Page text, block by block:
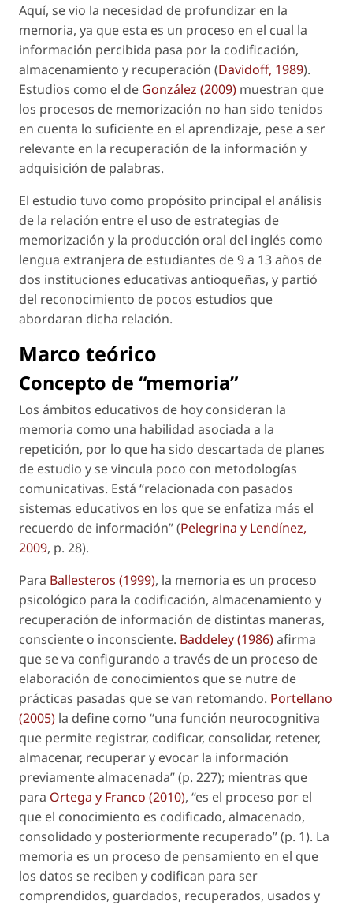
Aquí, se vio la necesidad de profundizar en la
memoria, ya que esta es un proceso en el cual la
información percibida pasa por la codificación,
almacenamiento y recuperación (Davidoff, 1989).
Estudios como el de González (2009) muestran que
los procesos de memorización no han sido tenidos
en cuenta lo suficiente en el aprendizaje, pese a ser
relevante en la recuperación de la información y
adquisición de palabras.
El estudio tuvo como propósito principal el análisis
de la relación entre el uso de estrategias de
memorización y la producción oral del inglés como
lengua extranjera de estudiantes de 9 a 13 años de
dos instituciones educativas antioqueñas, y partió
del reconocimiento de pocos estudios que
abordaran dicha relación.
Marco teórico
Concepto de “memoria”
Los ámbitos educativos de hoy consideran la
memoria como una habilidad asociada a la
repetición, por lo que ha sido descartada de planes
de estudio y se vincula poco con metodologías
comunicativas. Está “relacionada con pasados
sistemas educativos en los que se enfatiza más el
recuerdo de información” (Pelegrina y Lendínez,
2009, p. 28).
Para Ballesteros (1999), la memoria es un proceso
psicológico para la codificación, almacenamiento y
recuperación de información de distintas maneras,
consciente o inconsciente. Baddeley (1986)afirma
que se va configurando a través de un proceso de
elaboración de conocimientos que se nutre de
prácticas pasadas que se van retomando. Portellano
(2005) la define como “una función neurocognitiva
que permite registrar, codificar, consolidar, retener,
almacenar, recuperar y evocar la información
previamente almacenada” (p. 227); mientras que
para Ortega y Franco (2010), “es el proceso por el
que el conocimiento es codificado, almacenado,
consolidado y posteriormente recuperado” (p. 1). La
memoria es un proceso de pensamiento en el que
los datos se reciben y codifican para ser
comprendidos, guardados, recuperados, usados y